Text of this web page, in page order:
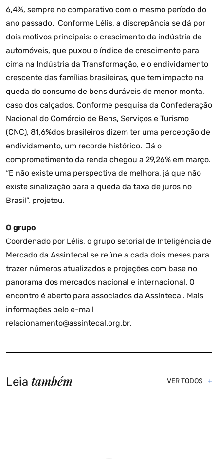
6,4%, sempre no comparativo com o mesmo período do
ano passado. Conforme Lélis, a discrepância se dá por
dois motivos principais: o crescimento da indústria de
automóveis, que puxou o índice de crescimento para
cima na Indústria da Transformação, e o endividamento
crescente das famílias brasileiras, que tem impacto na
queda do consumo de bens duráveis de menor monta,
caso dos calçados. Conforme pesquisa da Confederação
Nacional do Comércio de Bens, Serviços e Turismo
(CNC), 81,6%dos brasileiros dizem ter uma percepção de
endividamento, um recorde histórico. Já o
comprometimento da renda chegou a 29,26% em março.
“E não existe uma perspectiva de melhora, já que não
existe sinalização para a queda da taxa de juros no
Brasil”, projetou.
O grupo
Coordenado por Lélis, o grupo setorial de Inteligência de
Mercado da Assintecal se reúne a cada dois meses para
trazer números atualizados e projeções com base no
panorama dos mercados nacional e internacional. O
encontro é aberto para associados da Assintecal. Mais
informações pelo e-mail
relacionamento@assintecal.org.br.
Leia também VER TODOS